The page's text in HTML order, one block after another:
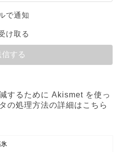
で通知
け取る
するために Akismet を使っ
の処理方法の詳細はこちら